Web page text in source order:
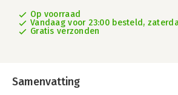
Op voorraad
Vandaag voor 23:00 besteld,
Gratis verzonden
Samenvatting